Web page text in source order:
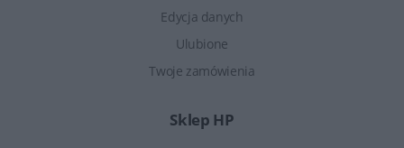
Edycja danych
Ulubione
Twoje zamówienia
Sklep HP